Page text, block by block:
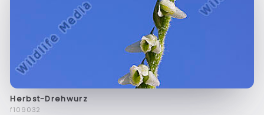
Herbst-Drehwurz
f109032